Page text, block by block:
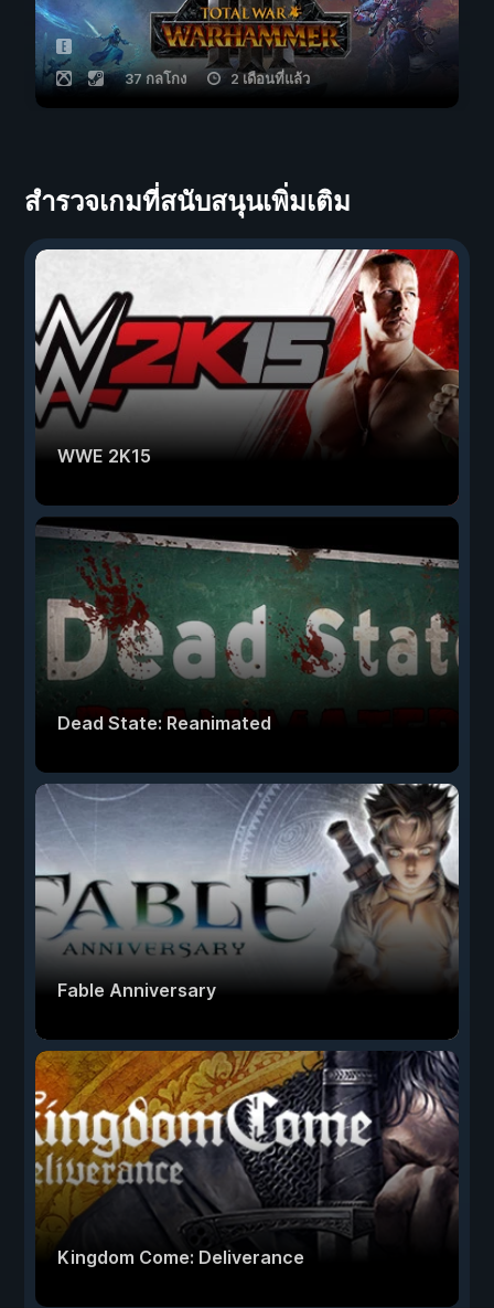
37 กลโกง 2 เดือนที่แล้ว
สำรวจเกมที่สนับสนุนเพิ่มเติม
WWE 2K15
Dead State: Reanimated
Fable Anniversary
Kingdom Come: Deliverance